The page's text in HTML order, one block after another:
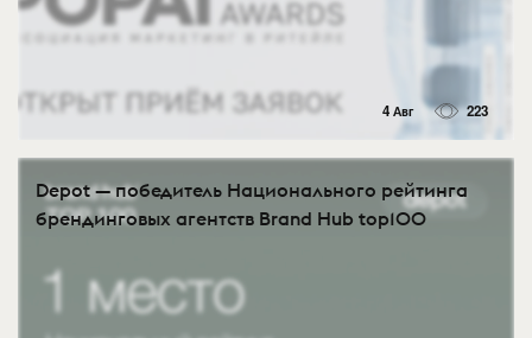
4 Авг 223
Depot — победитель Национального рейтинга
брендинговых агентств Brand Hub top100